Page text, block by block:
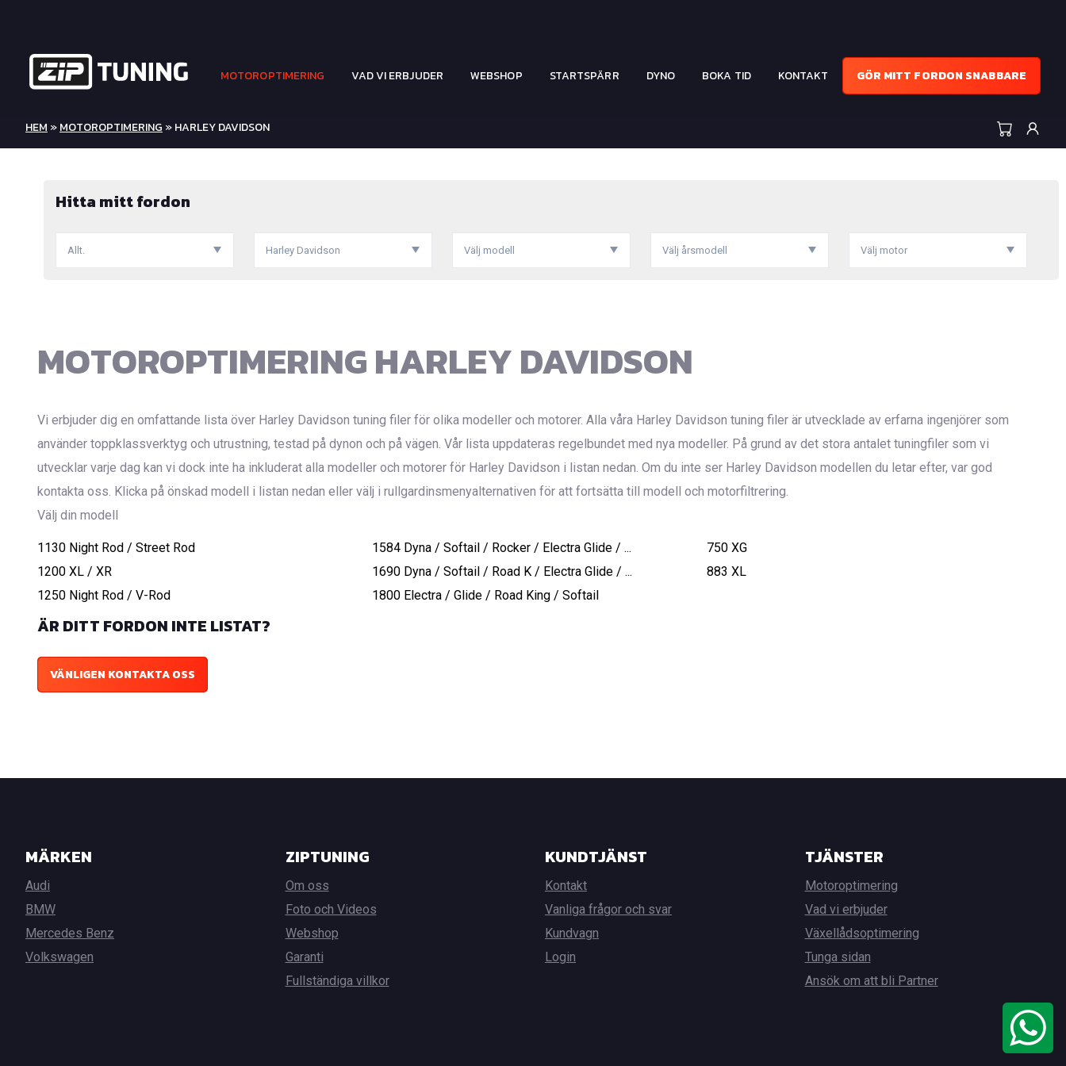
MOTOROPTIMERING VAD VI ERBJUDER WEBSHOP STARTSPÄRR DYNO BOKA TID KONTAKT GÖR MITT FORDON SNABBARE
HEM »MOTOROPTIMERING » HARLEY DAVIDSON
Hitta mitt fordon
Allt. Harley Davidson Välj modell Välj årsmodell Välj motor
MOTOROPTIMERING HARLEY DAVIDSON
Vi erbjuder dig en omfattande lista över Harley Davidson tuning filer för olika modeller och motorer. Alla våra Harley Davidson tuning filer är utvecklade av erfarna ingenjörer som
använder toppklassverktyg och utrustning, testad på dynon och på vägen. Vår lista uppdateras regelbundet med nya modeller. På grund av det stora antalet tuningfiler som vi
utvecklar varje dag kan vi dock inte ha inkluderat alla modeller och motorer för Harley Davidson i listan nedan. Om du inte ser Harley Davidson modellen du letar efter, var god
kontakta oss. Klicka på önskad modell i listan nedan eller välj i rullgardinsmenyalternativen för att fortsätta till modell och motorfiltrering.
Välj din modell
1130 Night Rod / Street Rod
1200 XL / XR
1250 Night Rod / V-Rod
1584 Dyna / Softail / Rocker / Electra Glide / ...
1690 Dyna / Softail / Road K / Electra Glide / ...
1800 Electra / Glide / Road King / Softail
750 XG
883 XL
ÄR DITT FORDON INTE LISTAT?
VÄNLIGEN KONTAKTA OSS
MÄRKEN
Audi
BMW
Mercedes Benz
Volkswagen
ZIPTUNING
Om oss
Foto och Videos
Webshop
Garanti
Fullständiga villkor
KUNDTJÄNST
Kontakt
Vanliga frågor och svar
Kundvagn
Login
TJÄNSTER
Motoroptimering
Vad vi erbjuder
Växellådsoptimering
Tunga sidan
Ansök om att bli Partner